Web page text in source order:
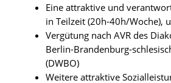
Eine attraktive und
in Teilzeit (20h-40h/Woche),
Vergütung nach AVR des
Berlin-Brandenburg-
(DWBO)
Weitere attraktive